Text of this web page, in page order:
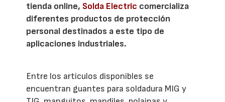
tienda online, Solda Electric comercializa
diferentes productos de protección
personal destinados a este tipo de
aplicaciones industriales.
Entre los artículos disponibles se
encuentran guantes para soldadura MIG y